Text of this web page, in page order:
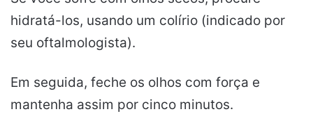
hidratá-los, usando um colírio (indicado por
seu oftalmologista).
Em seguida, feche os olhos com força e
mantenha assim por cinco minutos.